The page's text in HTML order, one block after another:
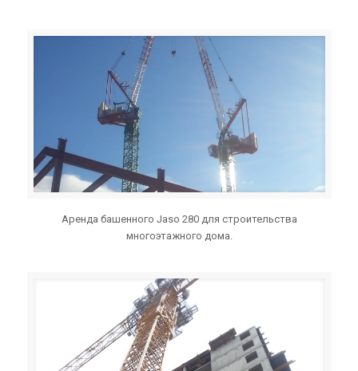
Аренда башенного Jaso 280 для строительства
многоэтажного дома.